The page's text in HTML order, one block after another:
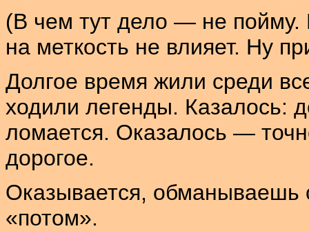
(В чем тут дело — не пойму.
на меткость не влияет. Ну
Долгое время жили среди
ходили легенды. Казалось:
ломается. Оказалось —
дорогое.
Оказывается, обманываешь
«потом».